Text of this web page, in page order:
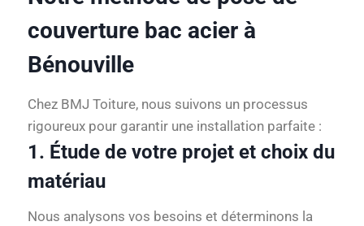
couverture bac acier à
Bénouville
Chez BMJ Toiture, nous suivons un processus
rigoureux pour garantir une installation parfaite :
1. Étude de votre projet et choix du
matériau
Nous analysons vos besoins et déterminons la